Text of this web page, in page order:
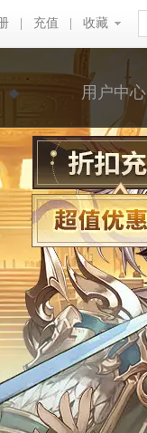
充值 收藏
收藏
用户中心